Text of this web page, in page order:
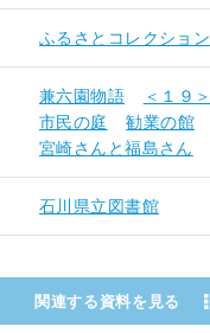
ふるさとコレクション
兼六園物語 ＜１９＞
市民の庭
勧業の館
宮崎さんと福島さん
石川県立図書館
関連する資料を見る